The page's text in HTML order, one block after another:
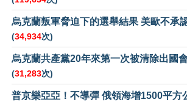
烏克蘭叛軍脅迫下的選舉結果 美歐不承
(34,934次)
烏克蘭共產黨20年來第一次被清除出國
(31,283次)
普京樂亞亞！不導彈 俄領海增1500平方